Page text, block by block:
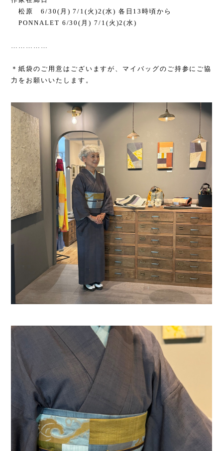
松原6/30( 月 ) 7/1( 火)2(水) 各日 13時頃から
PONNALET 6/30( 月) 7/1( 火 )2(水)
……………
＊紙袋のご用意はございますが、マイバッグのご持参にご協
力をお願いいたします。